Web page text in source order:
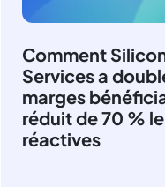
Comment
Services a
marges
réduit de 70 %
réactives